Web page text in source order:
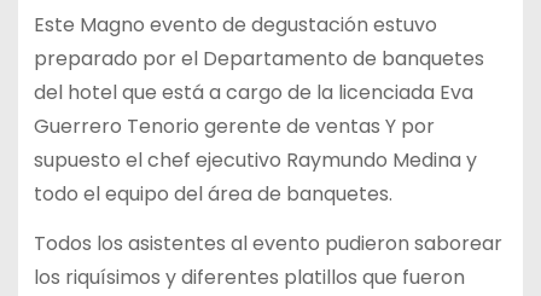
Este Magno evento de degustación estuvo
preparado por el Departamento de banquetes
del hotel que está a cargo de la licenciada Eva
Guerrero Tenorio gerente de ventas Y por
supuesto el chef ejecutivo Raymundo Medina y
todo el equipo del área de banquetes.
Todos los asistentes al evento pudieron saborear
los riquísimos y diferentes platillos que fueron